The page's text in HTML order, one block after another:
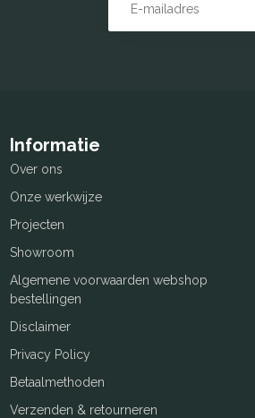
Informatie
Over ons
Onze werkwijze
Projecten
Showroom
Algemene voorwaarden webshop
bestellingen
Disclaimer
Privacy Policy
Betaalmethoden
Verzenden & retourneren